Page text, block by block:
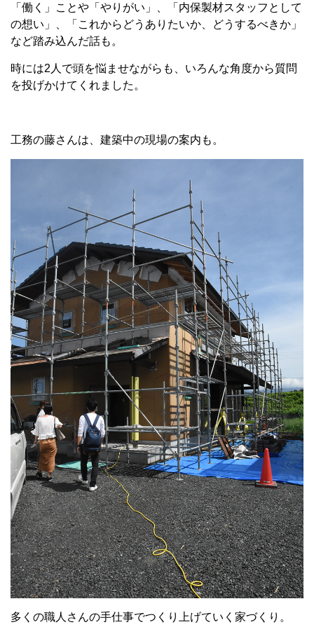
「働く」ことや「やりがい」、「内保製材スタッフとして
の想い」、「これからどうありたいか、どうするべきか」
など踏み込んだ話も。
時には2人で頭を悩ませながらも、いろんな角度から質問
を投げかけてくれました。
工務の藤さんは、建築中の現場の案内も。
多くの職人さんの手仕事でつくり上げていく家づくり。